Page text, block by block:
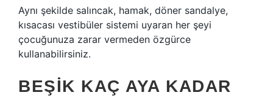
Aynı şekilde salıncak, hamak, döner sandalye,
kısacası vestibüler sistemi uyaran her şeyi
çocuğunuza zarar vermeden özgürce
kullanabilirsiniz.
BEŞIK KAÇ AYA KADAR